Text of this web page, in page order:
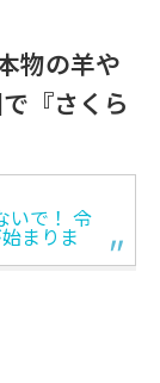
物の羊や
『さくら
いで！ 令
まりま